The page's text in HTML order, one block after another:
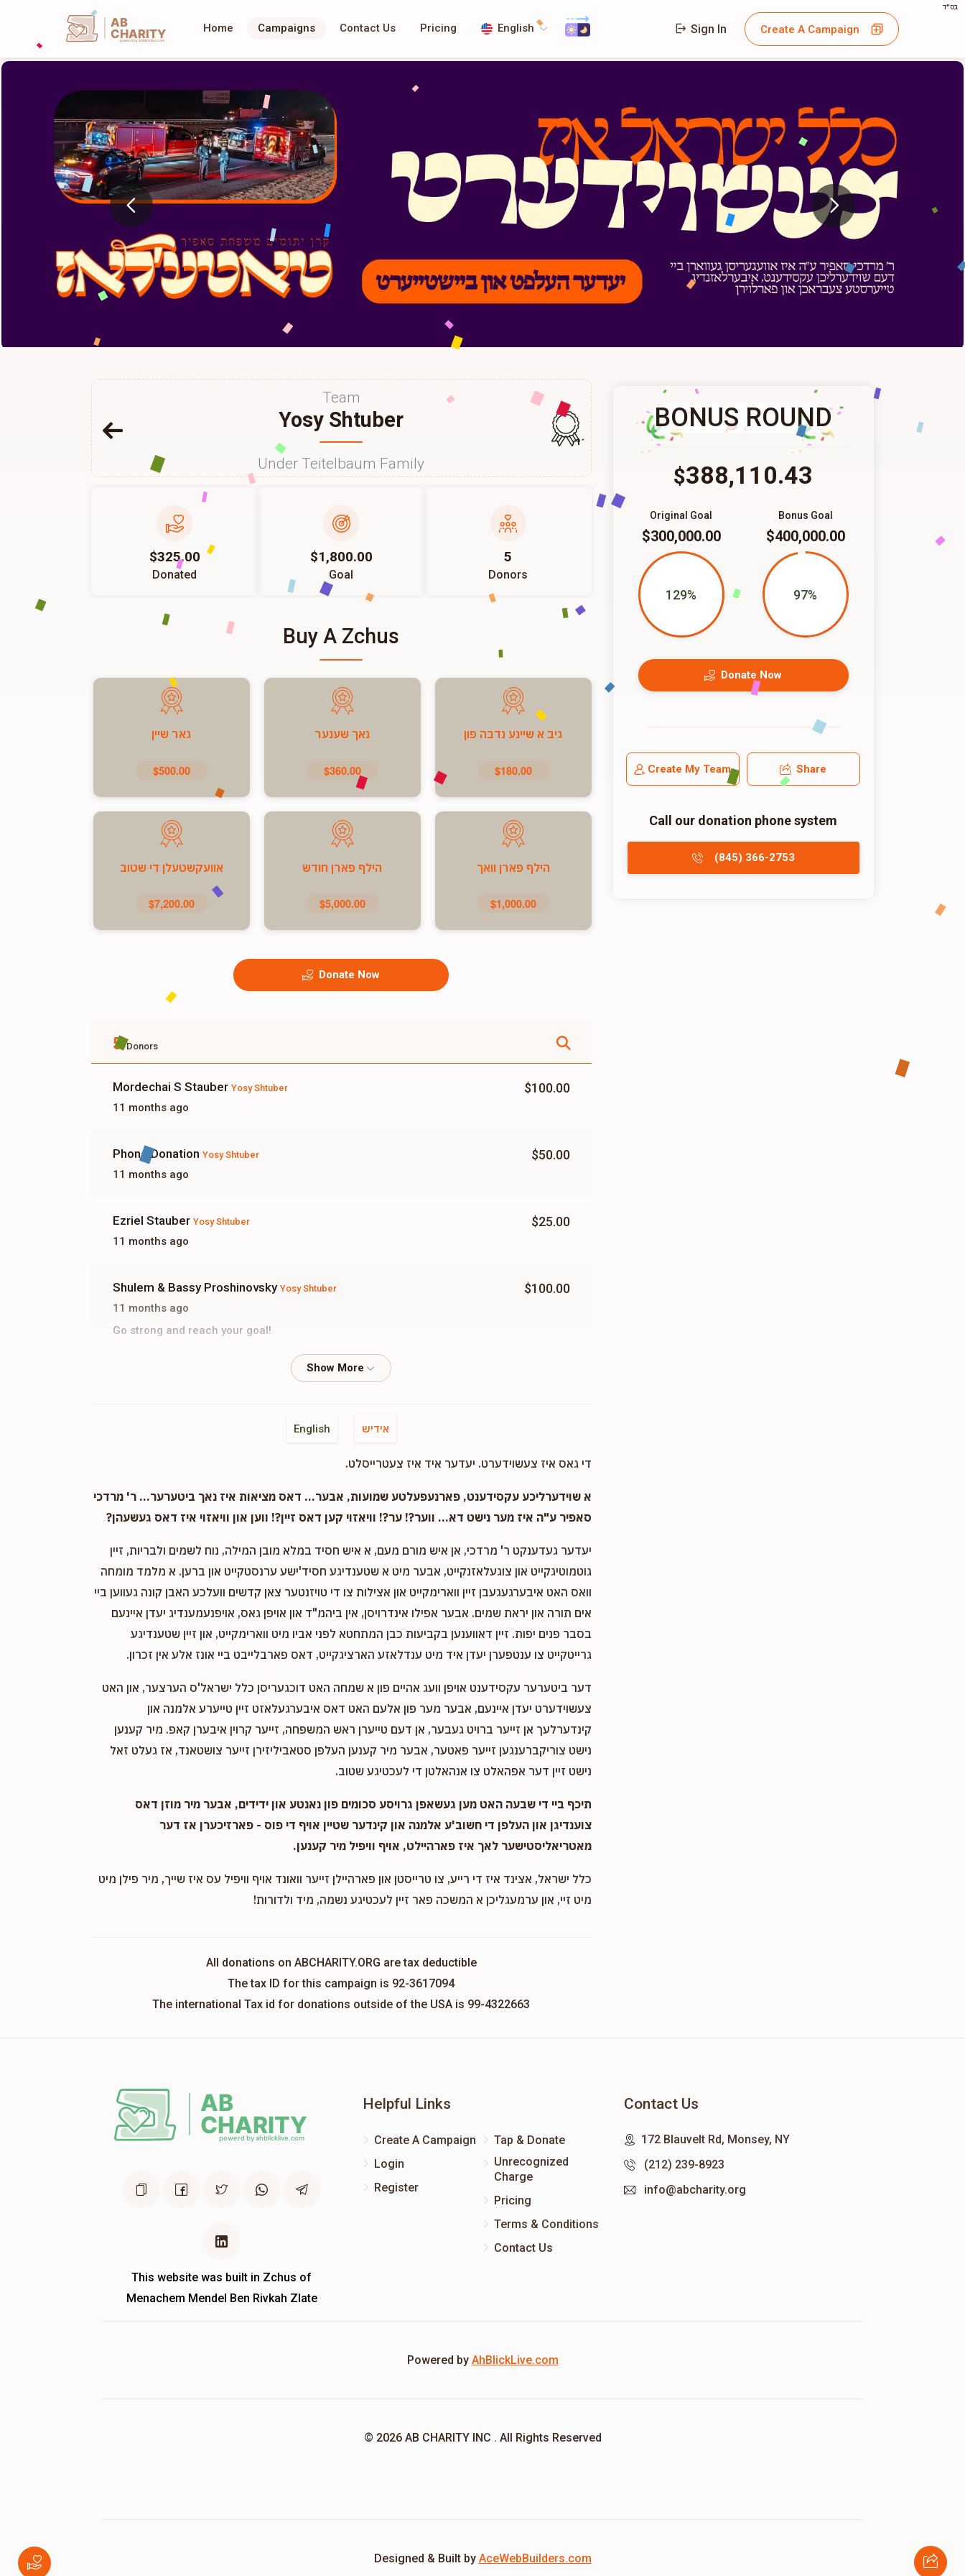
בס"ד
AB
CHARITY
powerd by ahblicklive.com
Home Campaigns Contact Us Pricing English Sign In Create A Campaign
Team
Yosy Shtuber
Under Teitelbaum Family
115
$325.00
Donated
$1,800.00
Goal
5
Donors
Buy A Zchus
גיב א שיינע נדבה פון
$180.00
נאך שענער
$360.00
גאר שיין
$500.00
הילף פארן וואך
$1,000.00
הילף פארן חודש
$5,000.00
אוועקשטעלן די שטוב
$7,200.00
Donate Now
5Donors
Mordechai S Stauber Yosy Shtuber
11 months ago
$100.00
Phone Donation Yosy Shtuber
11 months ago
$50.00
Ezriel Stauber Yosy Shtuber
11 months ago
$25.00
Shulem & Bassy Proshinovsky Yosy Shtuber
11 months ago
$100.00
Go strong and reach your goal!
English אידיש
די גאס איז צעשוידערט. יעדער איד איז צעטרייסלט.
א שוידערליכע עקסידענט, פארנעפעלטע שמועות, אבער... דאס מציאות איז נאך ביטערער... ר' מרדכי
סאפיר ע"ה איז מער נישט דא... ווער?! ער?! וויאזוי קען דאס זיין?! ווען און וויאזוי איז דאס געשעהן?
יעדער געדענקט ר' מרדכי, אן איש מורם מעם, א איש חסיד במלא מובן המילה, נוח לשמים ולבריות, זיין
גוטמוטיגקייט און צוגעלאזנקייט, אבער מיט א שטענדיגע חסיד'ישע ערנסטקייט און ברען. א מלמד מומחה
וואס האט איבערגעגעבן זיין ווארימקייט און אצילות צו די טויזנטער צאן קדשים וועלכע האבן קונה געווען ביי
אים תורה און יראת שמים. אבער אפילו אינדרויסן, אין ביהמ"ד און אויפן גאס, אויפנעמענדיג יעדן איינעם
בסבר פנים יפות. זיין דאווענען בקביעות כבן המתחטא לפני אביו מיט ווארימקייט, און זיין שטענדיגע
גרייטקייט צו ענטפערן יעדן איד מיט ענדלאזע הארציגקייט, דאס פארבלייבט ביי אונז אלע אין זכרון.
דער ביטערער עקסידענט אויפן וועג אהיים פון א שמחה האט דוכגעריסן כלל ישראל'ס הערצער, און האט
צעשוידערט יעדן איינעם, אבער מער פון אלעם האט דאס איבערגעלאזט זיין טייערע אלמנה און
קינדערלעך אן זייער ברויט געבער, אן דעם טייערן ראש המשפחה, זייער קרוין איבערן קאפ. מיר קענען
נישט צוריקברענגען זייער פאטער, אבער מיר קענען העלפן סטאביליזירן זייער צושטאנד, אז געלט זאל
נישט זיין דער אפהאלט צו אנהאלטן די לעכטיגע שטוב.
תיכף ביי די שבעה האט מען געשאפן גרויסע סכומים פון נאנטע און ידידים, אבער מיר מוזן דאס
צוענדיגן און העלפן די חשוב'ע אלמנה און קינדער שטיין אויף די פוס - פארזיכערן אז דער
מאטריאליסטישער לאך איז פארהיילט, אויף וויפיל מיר קענען.
כלל ישראל, אצינד איז די רייע, צו טרייסטן און פארהיילן זייער וואונד אויף וויפיל עס איז שייך, מיר פילן מיט
מיט זיי, און ערמעגליכן א המשכה פאר זיין לעכטיגע נשמה, מיד ולדורות!
All donations on ABCHARITY.ORG are tax deductible
The tax ID for this campaign is 92-3617094
The international Tax id for donations outside of the USA is 99-4322663
BONUS ROUND
$388,110.43
Bonus Goal
$400,000.00
97%
Original Goal
$300,000.00
129%
Donate Now
Create My Team Share
Call our donation phone system
(845) 366-2753
This website was built in Zchus of
Menachem Mendel Ben Rivkah Zlate
Helpful Links
Create A Campaign
Login
Register
Tap & Donate
Unrecognized
Charge
Pricing
Terms & Conditions
Contact Us
Contact Us
172 Blauvelt Rd, Monsey, NY
(212) 239-8923
info@abcharity.org
Powered by AhBlickLive.com
© 2026 AB CHARITY INC . All Rights Reserved
Designed & Built by AceWebBuilders.com